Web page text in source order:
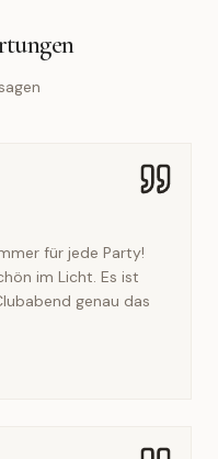
für jede Party!
im Licht. Es ist
genau das